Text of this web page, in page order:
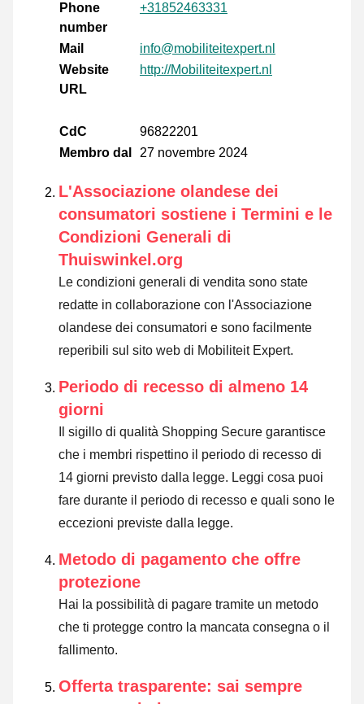
Phone
number
+31852463331
Mail
info@mobiliteitexpert.nl
Website
URL
http://Mobiliteitexpert.nl
CdC
96822201
Membro dal
27 novembre 2024
L'Associazione olandese dei
consumatori sostiene i Termini e le
Condizioni Generali di
Thuiswinkel.org
Le condizioni generali di vendita sono state
redatte in collaborazione con l'Associazione
olandese dei consumatori e sono facilmente
reperibili sul sito web di Mobiliteit Expert.
Periodo di recesso di almeno 14
giorni
Il sigillo di qualità Shopping Secure garantisce
che i membri rispettino il periodo di recesso di
14 giorni previsto dalla legge. Leggi cosa puoi
fare durante il periodo di recesso e quali sono le
eccezioni previste dalla legge.
Metodo di pagamento che offre
protezione
Hai la possibilità di pagare tramite un metodo
che ti protegge contro la mancata consegna o il
fallimento.
Offerta trasparente: sai sempre